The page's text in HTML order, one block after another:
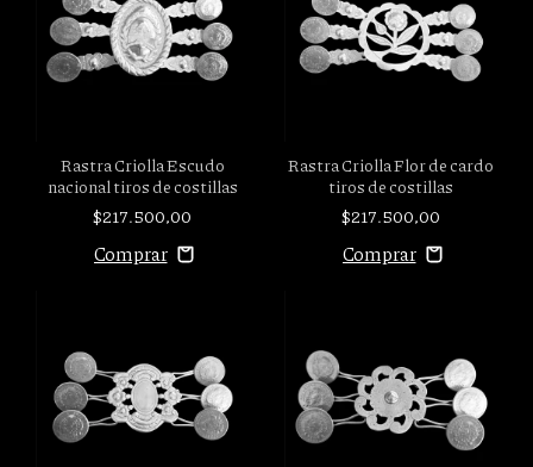
Rastra Criolla Escudo
nacional tiros de costillas
$217.500,00
Rastra Criolla Flor de cardo
tiros de costillas
$217.500,00